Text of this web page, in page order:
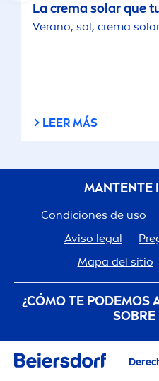
La crema solar que
Verano, sol, crema
LEER MÁS
MANTENTE
Condiciones de uso
Aviso legal
Mapa del sitio
¿CÓMO TE PODEMOS
SOBRE
Descubre la Historia
Trabajar